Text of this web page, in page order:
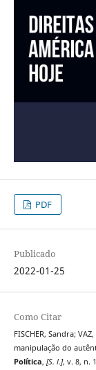
PDF
Publicado
2022-01-25
Como Citar
FISCHER, Sandra;
manipulação do
Política, [S. l.], v. 8, n.